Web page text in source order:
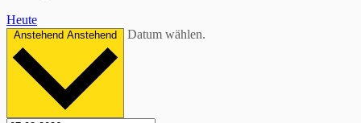
Heute
Anstehend Anstehend Datum wählen.